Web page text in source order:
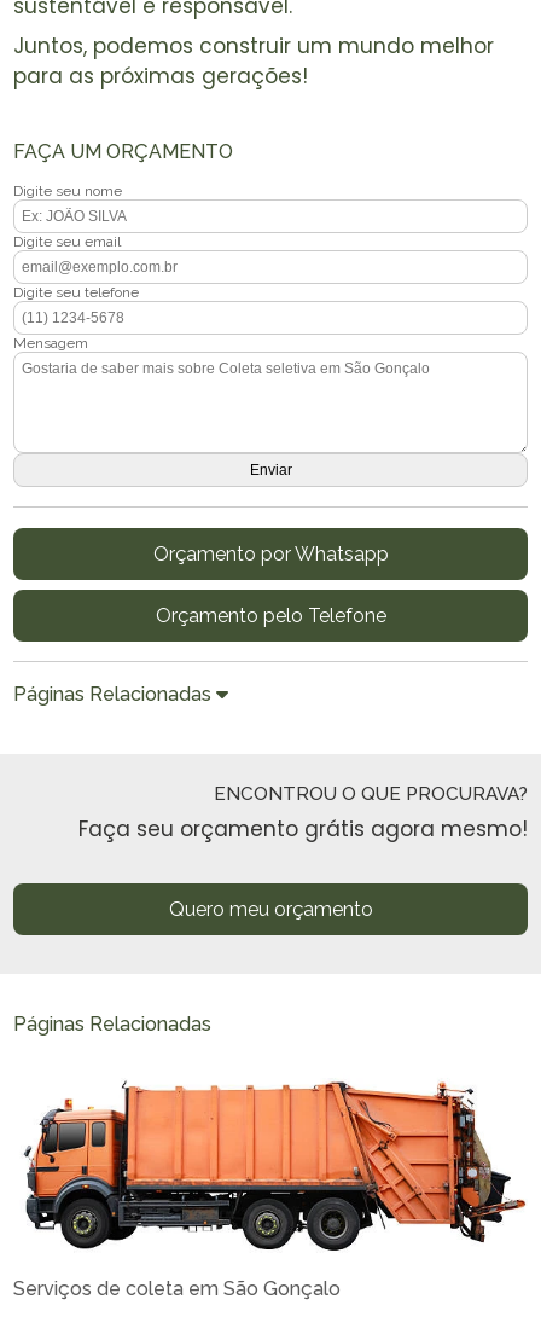
Juntos, podemos construir um mundo melhor
para as próximas gerações!
FAÇA UM ORÇAMENTO
Digite seu nome
Digite seu email
Digite seu telefone
Mensagem
Orçamento por Whatsapp
Orçamento pelo Telefone
Páginas Relacionadas
ENCONTROU O QUE PROCURAVA?
Faça seu orçamento grátis agora mesmo!
Quero meu orçamento
Páginas Relacionadas
Serviços de coleta em São Gonçalo